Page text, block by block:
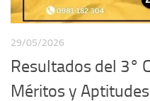
29/05/2026
Resultados del 3°
Méritos y